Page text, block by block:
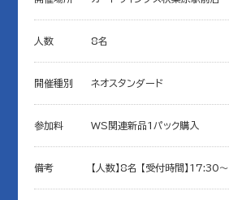
人数 8名
開催種別 ネオスタンダード
参加料 WS関連新品1パック購入
備考 【人数】8名 【受付時間】17:30～